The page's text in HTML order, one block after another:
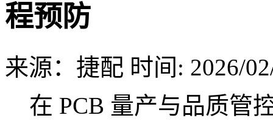
程预防
来源：捷配 时间: 2026/
在 PCB 量产与品质管